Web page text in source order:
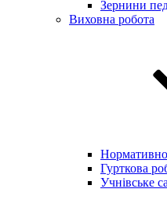
Зернини
Виховна робота
Гурткова
Учнівське